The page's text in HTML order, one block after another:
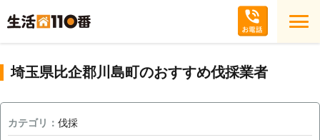
埼玉県比企郡川島町のおすすめ伐採業者
カテゴリ： 伐採